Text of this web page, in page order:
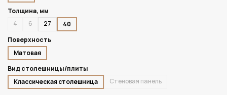
Толщина, мм
4
6 27
40
Поверхность
Матовая
Вид столешницы/плиты
Классическая столешница
Стеновая панель